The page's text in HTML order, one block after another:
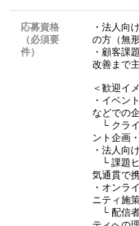
応募資格
（必須要
件）
・法人向
の方（無
・顧客課
改善まで
＜歓迎イ
・イベン
などでの
└ クライ
ント企画
・法人向
└ 課題ヒ
気通貫で
・オンラ
ニティ施
└ 配信者